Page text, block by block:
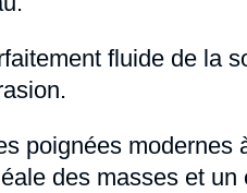
fluide de la
poignées modernes
des masses et un